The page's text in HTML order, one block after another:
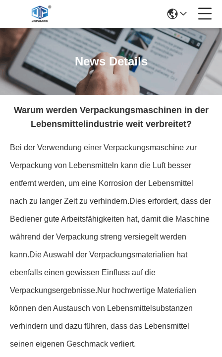
News Details
Warum werden Verpackungsmaschinen in der
Lebensmittelindustrie weit verbreitet?
Bei der Verwendung einer Verpackungsmaschine zur
Verpackung von Lebensmitteln kann die Luft besser
entfernt werden, um eine Korrosion der Lebensmittel
nach zu langer Zeit zu verhindern.Dies erfordert, dass der
Bediener gute Arbeitsfähigkeiten hat, damit die Maschine
während der Verpackung streng versiegelt werden
kann.Die Auswahl der Verpackungsmaterialien hat
ebenfalls einen gewissen Einfluss auf die
Verpackungsergebnisse.Nur hochwertige Materialien
können den Austausch von Lebensmittelsubstanzen
verhindern und dazu führen, dass das Lebensmittel
seinen eigenen Geschmack verliert.